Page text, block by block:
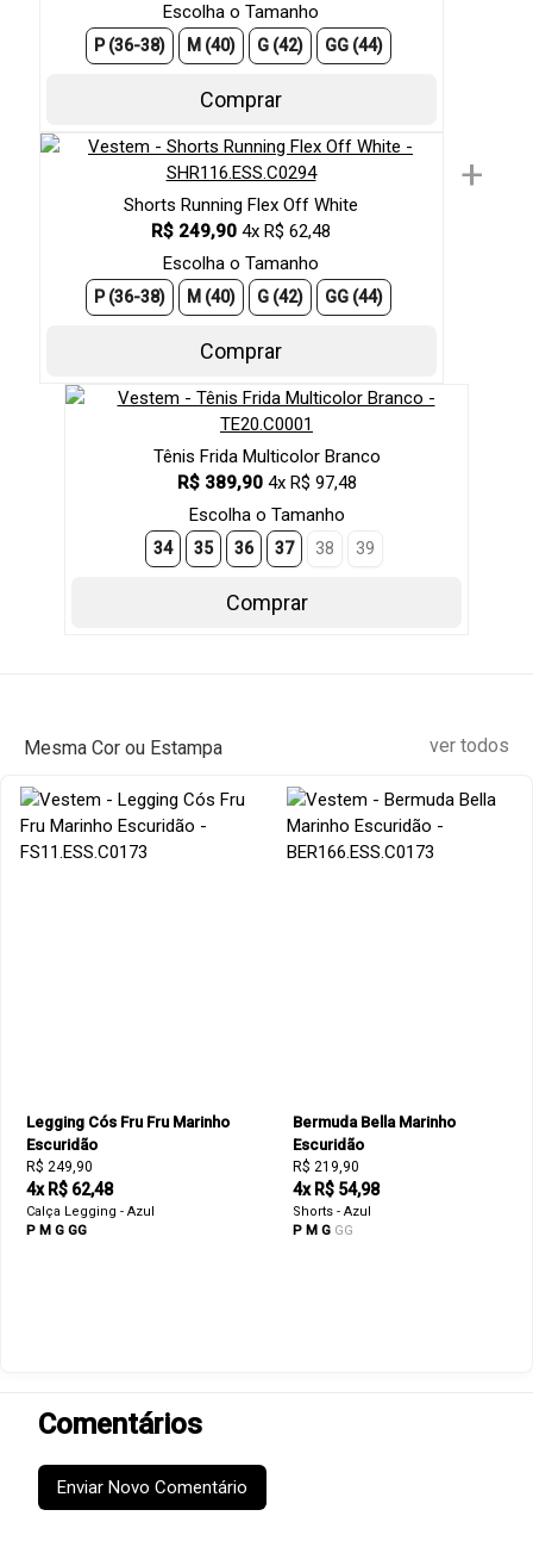
Escolha o Tamanho
P (36-38) M (40) G (42) GG (44)
Comprar
Shorts Running Flex Off White
R$ 249,90 4x R$ 62,48
Escolha o Tamanho
P (36-38) M (40) G (42) GG (44)
Comprar
+
Tênis Frida Multicolor Branco
R$ 389,90 4x R$ 97,48
Escolha o Tamanho
34 35 36 37 38 39
Comprar
Mesma Cor ou Estampa ver todos
Legging Cós Fru Fru Marinho
Escuridão
R$ 249,90
4x R$ 62,48
Calça Legging - Azul
P M G GG
Bermuda Bella Marinho
Escuridão
R$ 219,90
4x R$ 54,98
Shorts - Azul
P M G GG
Comentários
Enviar Novo Comentário